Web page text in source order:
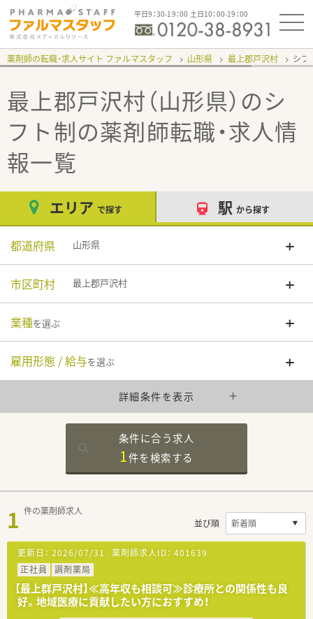
平日9：30-19：00 土日10：00-19：00
薬剤師の転職・求人サイト ファルマスタッフ 山形県 最上郡戸沢村 シ
最上郡戸沢村（山形県）のシ
フト制の薬剤師転職・求人情
報一覧
エリア で探す 駅 から探す
都道府県 山形県
市区町村 最上郡戸沢村
業種を選ぶ
雇用形態 / 給与を選ぶ
詳細条件を表示
条件に合う求人
1件を検索する
1 件の薬剤師求人
並び順
更新日： 2026/07/31 薬剤師求人ID： 401639
正社員
調剤薬局
【最上群戸沢村】≪高年収も相談可≫診療所との関係性も良
好。地域医療に貢献したい方におすすめ！